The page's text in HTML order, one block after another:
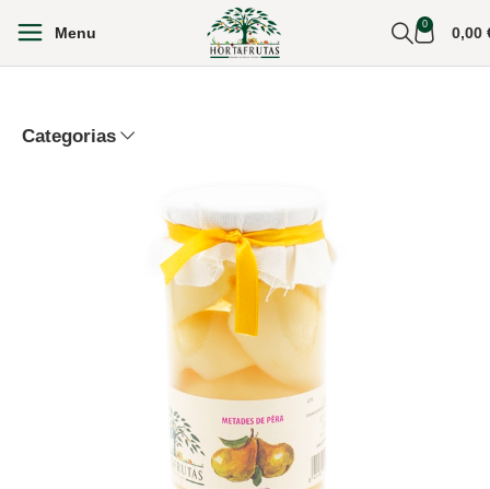
Menu 0 0,00
Categorias